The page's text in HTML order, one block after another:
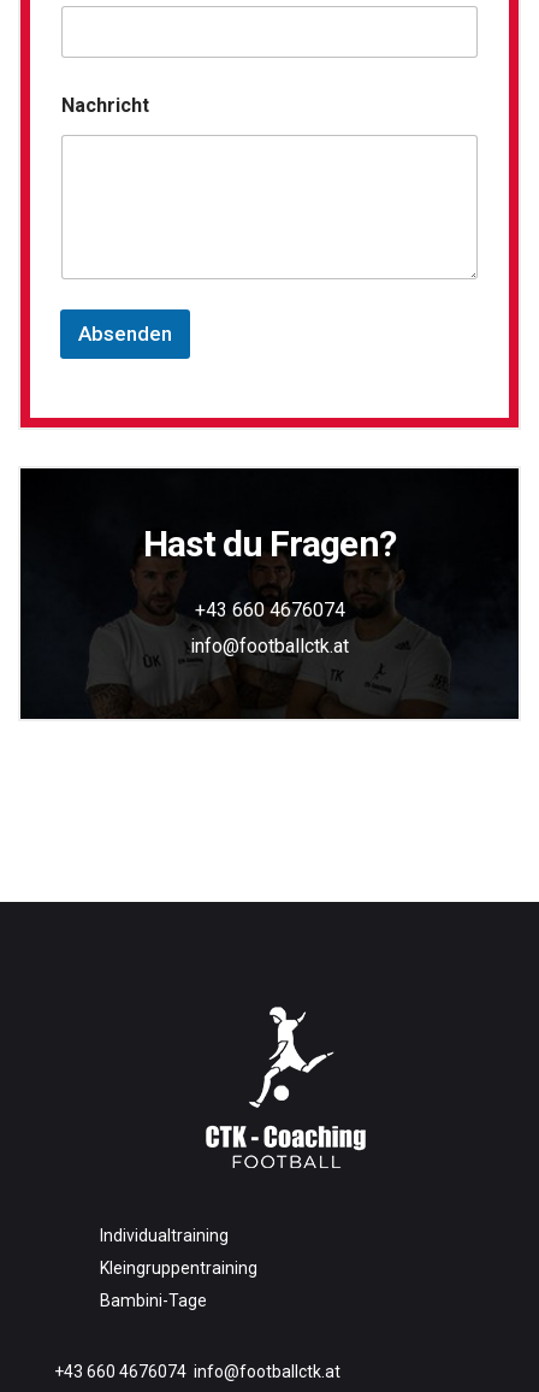
Nachricht
Absenden
Hast du Fragen?
+43 660 4676074
info@footballctk.at
Individualtraining
Kleingruppentraining
Bambini-Tage
+43 660 4676074 info@footballctk.at